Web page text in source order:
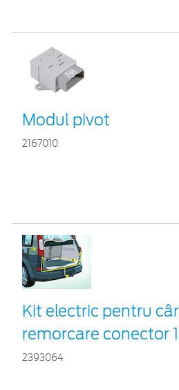
Modul pivot
2167010
Kit electric pentru
remorcare conector
2393064